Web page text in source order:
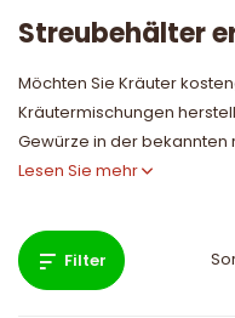
Streubehälter
Möchten Sie Kräuter
Kräutermischungen
Gewürze in der bekannten
Lesen Sie mehr
Filter